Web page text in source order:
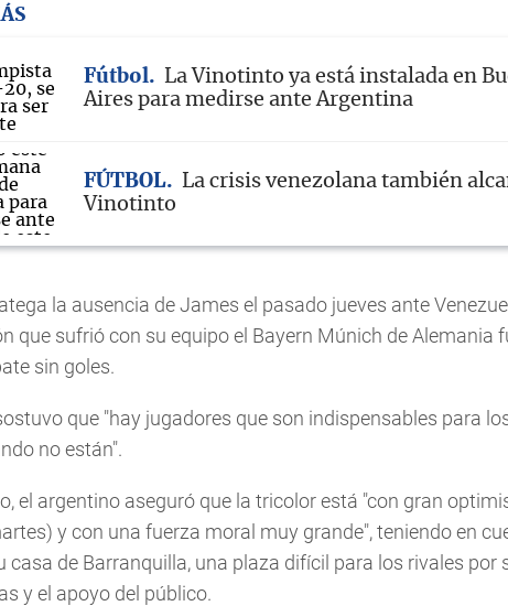
Fútbol
La Vinotinto ya está instalada en
Aires para medirse ante Argentina
FÚTBOL
La crisis venezolana también
Vinotinto
la ausencia de James el pasado jueves ante
que sufrió con su equipo el Bayern Múnich de Alemania
sin goles.
que "hay jugadores que son indispensables para
no están".
el argentino aseguró que la tricolor está "con gran
y con una fuerza moral muy grande", teniendo en
casa de Barranquilla, una plaza difícil para los rivales por
y el apoyo del público.